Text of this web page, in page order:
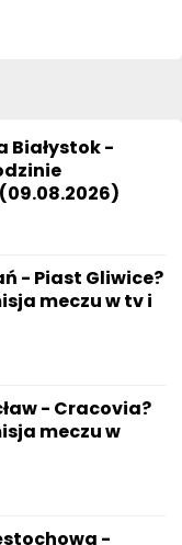
Białystok -
- Piast Gliwice?
meczu w tv i
- Cracovia?
meczu w
-